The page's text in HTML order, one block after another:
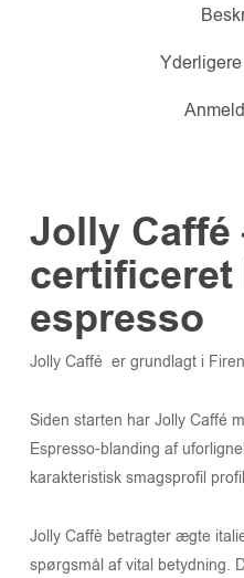
Jolly Caffé
espresso
Jolly Caffé er grundlagt i
Siden starten har Jolly Caffé
Espresso-blanding af
karakteristisk smagsprofil
Jolly Caffè betragter ægte
spørgsmål af vital betydning.